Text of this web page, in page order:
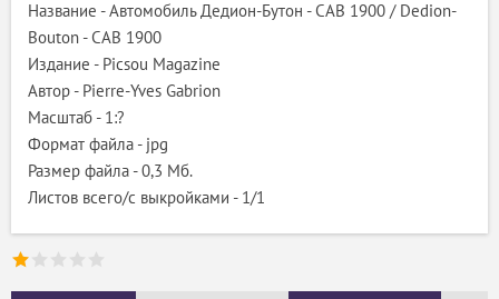
Название - Автомобиль Дедион-Бутон - CAB 1900 / Dedion-
Bouton - CAB 1900
Издание - Picsou Magazine
Автор - Pierre-Yves Gabrion
Масштаб - 1:?
Формат файла - jpg
Размер файла - 0,3 Мб.
Листов всего/с выкройками - 1/1